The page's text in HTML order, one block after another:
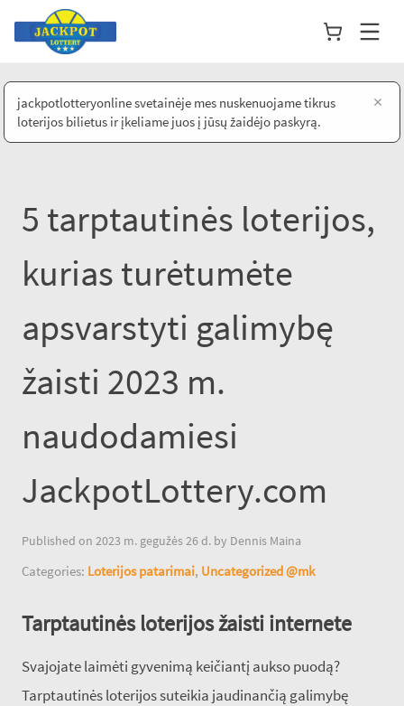
jackpotlotteryonline svetainėje mes nuskenuojame tikrus
loterijos bilietus ir įkeliame juos į jūsų žaidėjo paskyrą.
×
5 tarptautinės loterijos,
kurias turėtumėte
apsvarstyti galimybę
žaisti 2023 m.
naudodamiesi
JackpotLottery.com
Published on 2023 m. gegužės 26 d. by Dennis Maina
Categories: Loterijos patarimai, Uncategorized @mk
Tarptautinės loterijos žaisti internete
Svajojate laimėti gyvenimą keičiantį aukso puodą?
Tarptautinės loterijos suteikia jaudinančią galimybę